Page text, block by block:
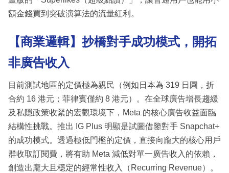
額金錢買到突破演算法的流量紅利。
【商業邏輯】抄橋對手成功模式，開拓
非廣告收入
目前測試地區的定價極為親民（例如日本為 319 日圓，折
合約 16 港元；菲律賓僅約 8 港元）。在全球廣告增長趨緩
及私隱政策收緊的宏觀環境下，Meta 的核心廣告收益面臨
結構性挑戰。推出 IG Plus 明顯是試圖借鑒對手 Snapchat+
的成功模式。透過極低門檻的定價，直接向龐大的核心用戶
群收取訂閱費，將有助 Meta 減低對單一廣告收入的依賴，
創造出龐大且穩定的經常性收入（Recurring Revenue）。